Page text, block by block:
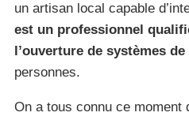
un artisan local capable
est un professionnel
l’ouverture de systèmes
personnes.
On a tous connu ce moment